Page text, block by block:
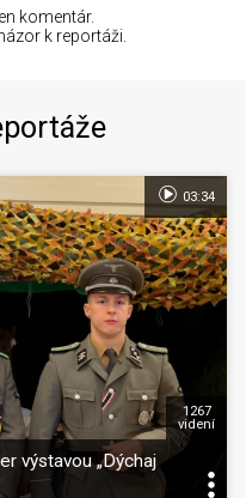
komentár.
k reportáži.
výstavou „Dýchaj
1267
videní
03:34